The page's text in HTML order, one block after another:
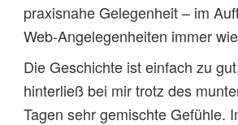
praxisnahe Gelegenheit – im
Web-Angelegenheiten immer
Die Geschichte ist einfach zu
hinterließ bei mir trotz des
Tagen sehr gemischte Gefühle.